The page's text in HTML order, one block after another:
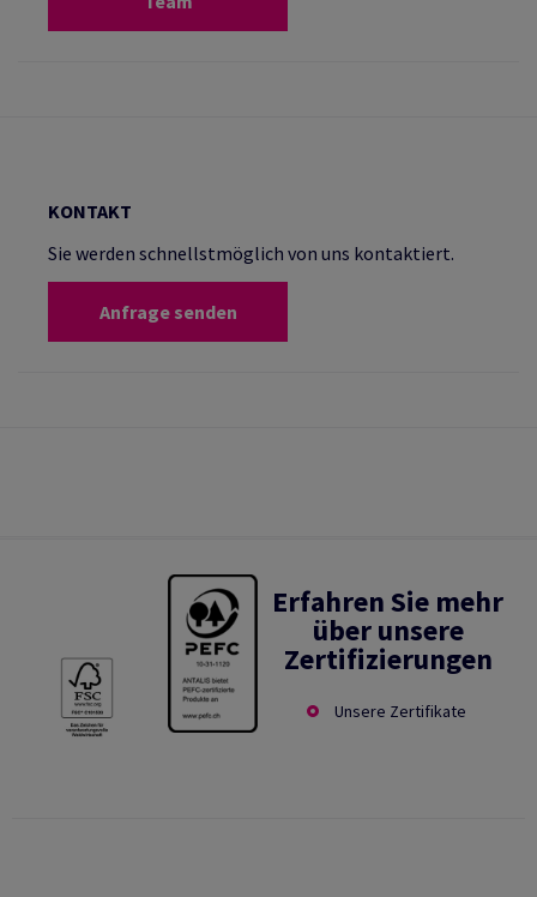
KONTAKT
Sie werden schnellstmöglich von uns kontaktiert.
Anfrage senden
Erfahren Sie mehr
über unsere
Zertifizierungen
Unsere Zertifikate